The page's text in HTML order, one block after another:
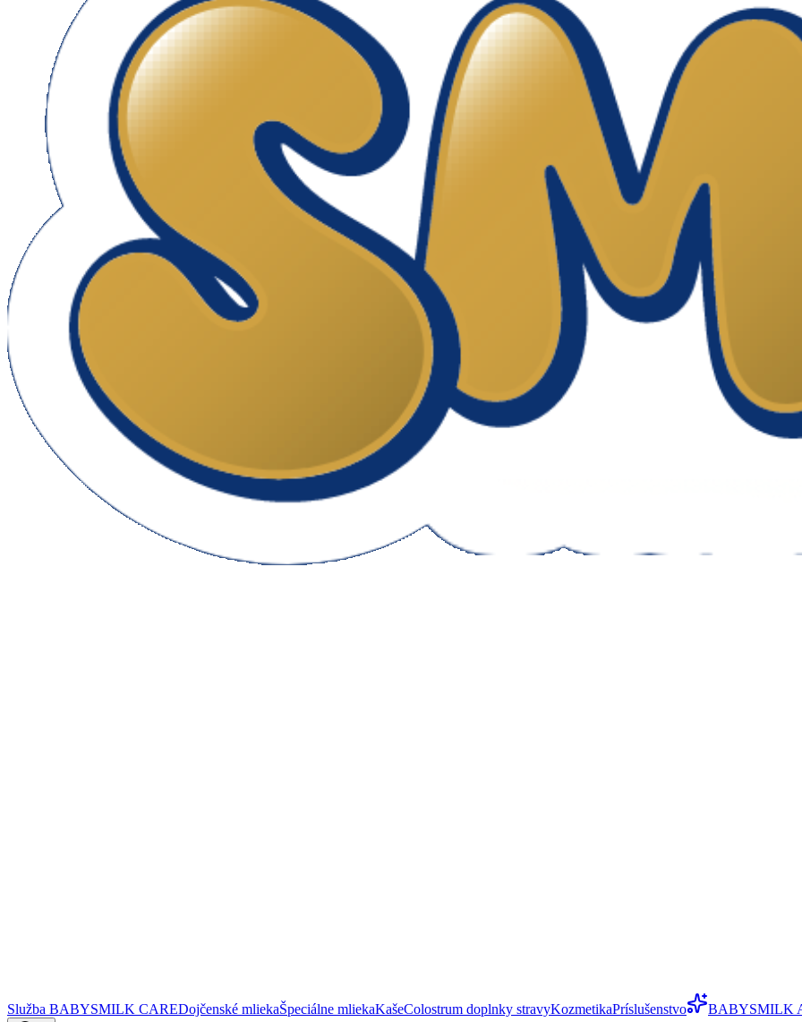
Služba BABYSMILK CAREDojčenské mliekaŠpeciálne mliekaKašeColostrum doplnky stravyKozmetikaPríslušenstvo BABYSMILK